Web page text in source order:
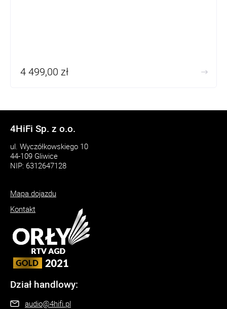
4 499,00 zł
4HiFi Sp. z o.o.
ul. Wyczółkowskiego 10
44-109 Gliwice
NIP: 6312647128
Mapa dojazdu
Kontakt
Dział handlowy:
audio@4hifi.pl